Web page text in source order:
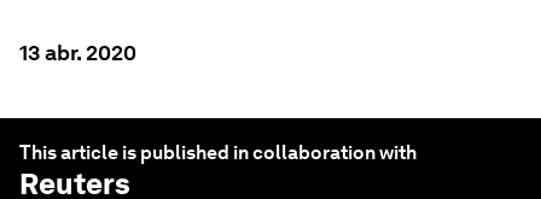
13 abr. 2020
This article is published in collaboration with
Reuters